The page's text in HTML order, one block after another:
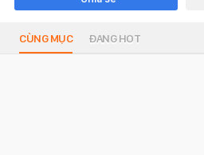
CÙNG MỤC ĐANG HOT